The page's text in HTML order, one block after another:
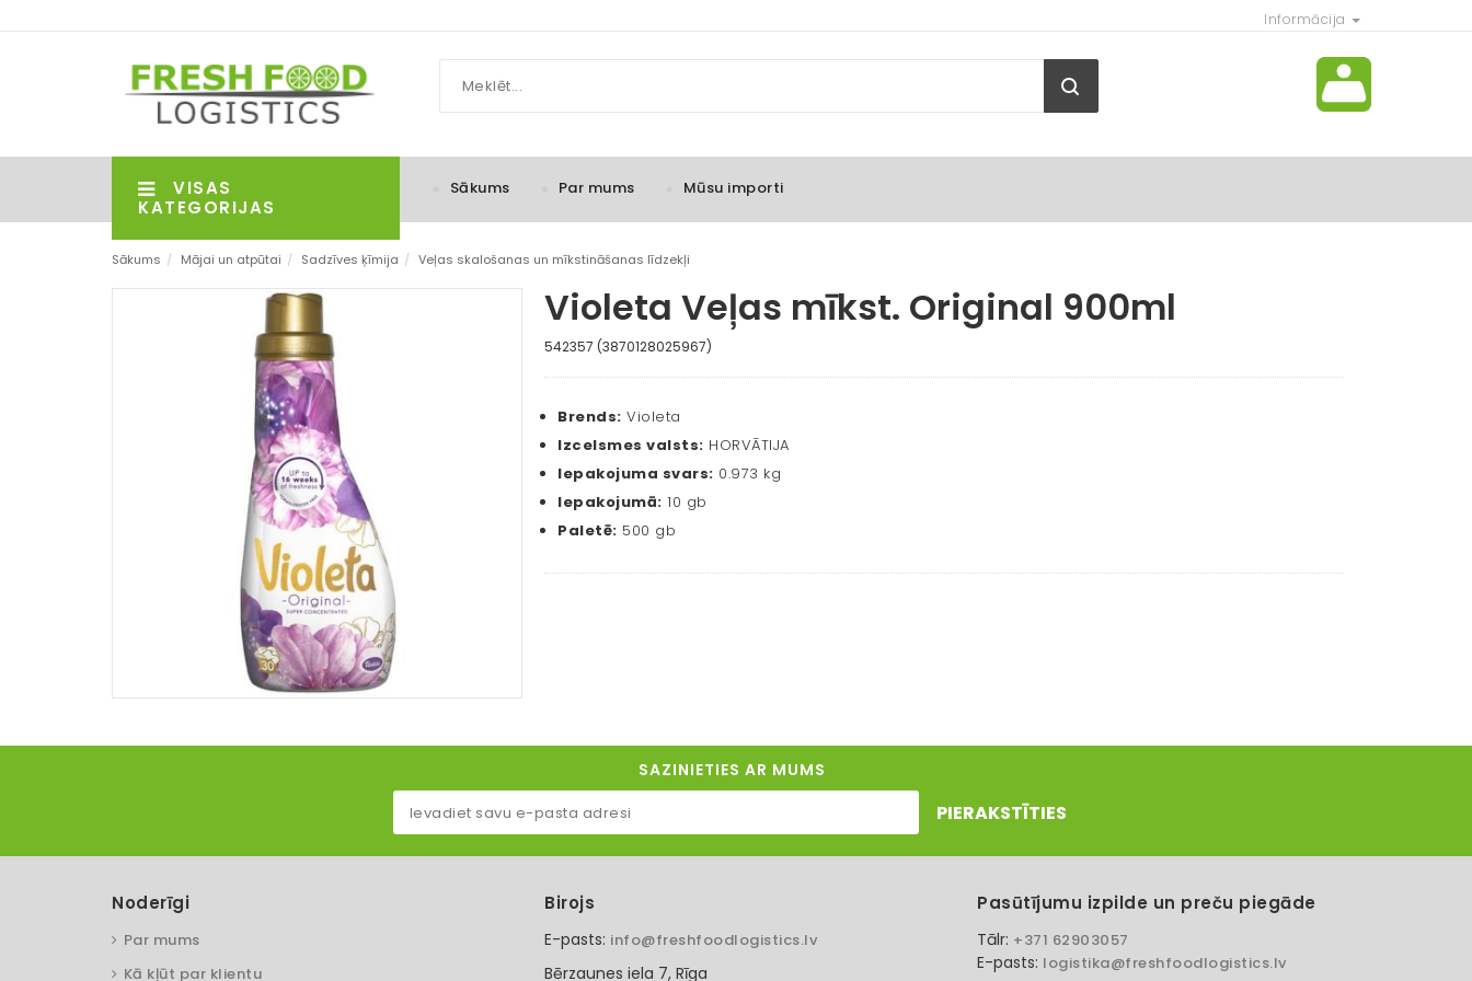
Informācija
VISAS
KATEGORIJAS
Sākums Par mums Mūsu importi
Sākums / Mājai un atpūtai / Sadzīves ķīmija / Veļas skalošanas un mīkstināšanas līdzekļi
Violeta Veļas mīkst. Original 900ml
542357 (3870128025967)
Brends: Violeta
Izcelsmes valsts: HORVĀTIJA
Iepakojuma svars: 0.973 kg
Iepakojumā: 10 gb
Paletē: 500 gb
SAZINIETIES AR MUMS
PIERAKSTĪTIES
Noderīgi
Par mums
Kā kļūt par klientu
Birojs
E-pasts: info@freshfoodlogistics.lv
Bērzaunes iela 7, Rīga
Pasūtījumu izpilde un preču piegāde
Tālr: +371 62903057
E-pasts: logistika@freshfoodlogistics.lv